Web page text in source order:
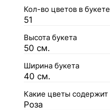
Кол-во цветов в букете
51
Высота букета
50 см.
Ширина букета
40 см.
Какие цветы содержит
Роза